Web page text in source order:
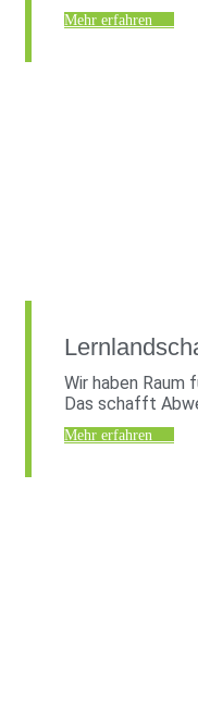
Mehr erfahren
Wir haben
Das schafft
Mehr erfahren